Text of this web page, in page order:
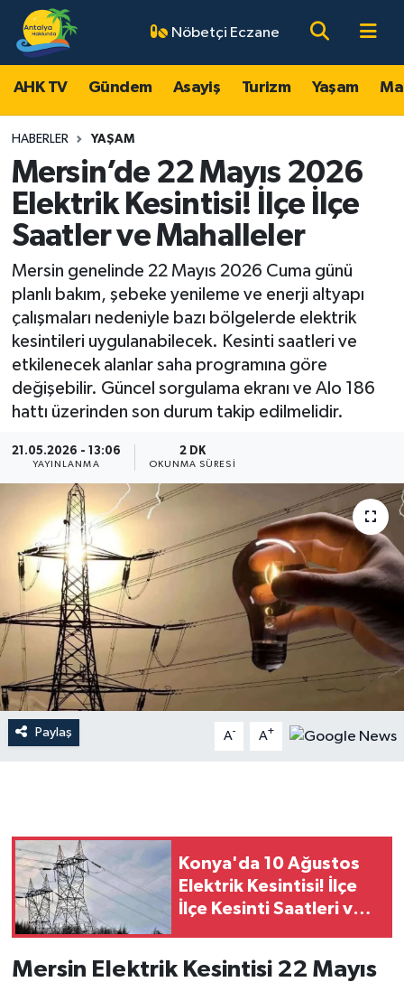
Nöbetçi Eczane
AHK TV Gündem Asayiş Turizm Yaşam
HABERLER YAŞAM
Mersin’de 22 Mayıs 2026
Elektrik Kesintisi! İlçe İlçe
Saatler ve Mahalleler
Mersin genelinde 22 Mayıs 2026 Cuma günü
planlı bakım, şebeke yenileme ve enerji altyapı
çalışmaları nedeniyle bazı bölgelerde elektrik
kesintileri uygulanabilecek. Kesinti saatleri ve
etkilenecek alanlar saha programına göre
değişebilir. Güncel sorgulama ekranı ve Alo 186
hattı üzerinden son durum takip edilmelidir.
21.05.2026 - 13:06
YAYINLANMA
2 DK
OKUNMA SÜRESI
Paylaş A- A+
Konya'da 10 Ağustos
Elektrik Kesintisi! İlçe
İlçe Kesinti Saatleri ve
Mersin Elektrik Kesintisi 22 Mayıs
AHK TV
Gündem
Asayiş
Turizm
Magazin
Ekonomi
Spor
Resmi Reklamlar
Antalya Nöbetçi Eczaneler
Antalya Hava Durumu
Antalya Namaz Vakitleri
Antalya Trafik Yoğunluk Haritası
Tüm Manşetler
Son Dakika Haberleri
Haber Arşivi